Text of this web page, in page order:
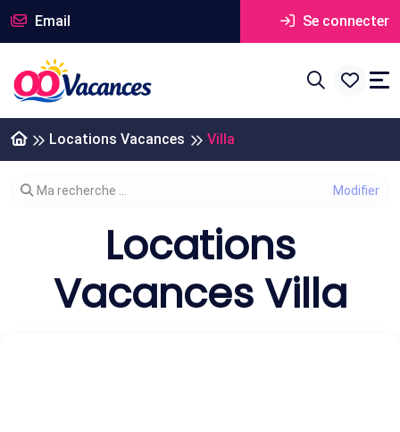
Email Se connecter
Locations Vacances Villa
Modifier votre recherche
Ma recherche ...
Locations
Vacances Villa